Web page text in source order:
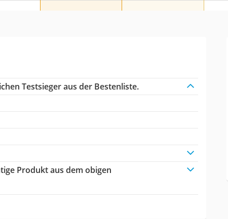
Testsieger aus der Bestenliste.
Produkt aus dem obigen